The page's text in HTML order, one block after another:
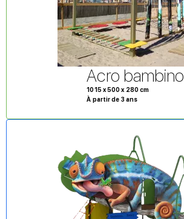
Acro bambino
1015 x 500 x 280 cm
À partir de 3 ans